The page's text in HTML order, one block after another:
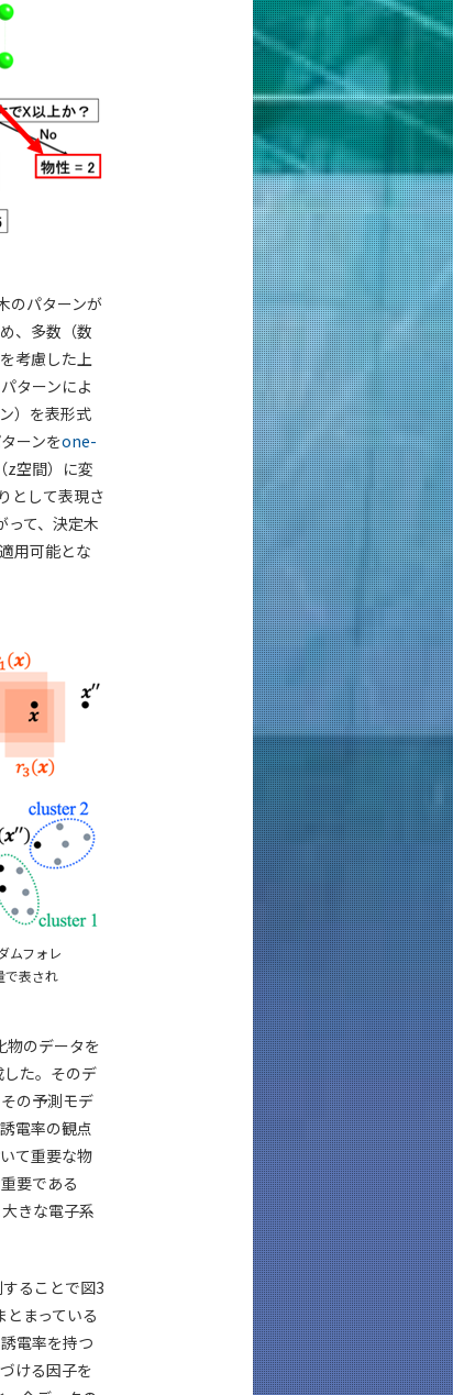
のパターンが
、多数（数
考慮した上
ターンによ
）を表形式
ーンをone-
z空間）に変
として表現さ
って、決定木
用可能とな
ムフォレ
で表され
物のデータを
た。そのデ
の予測モデ
電率の観点
て重要な物
要である
きな電子系
ることで図3
まっている
電率を持つ
ける因子を